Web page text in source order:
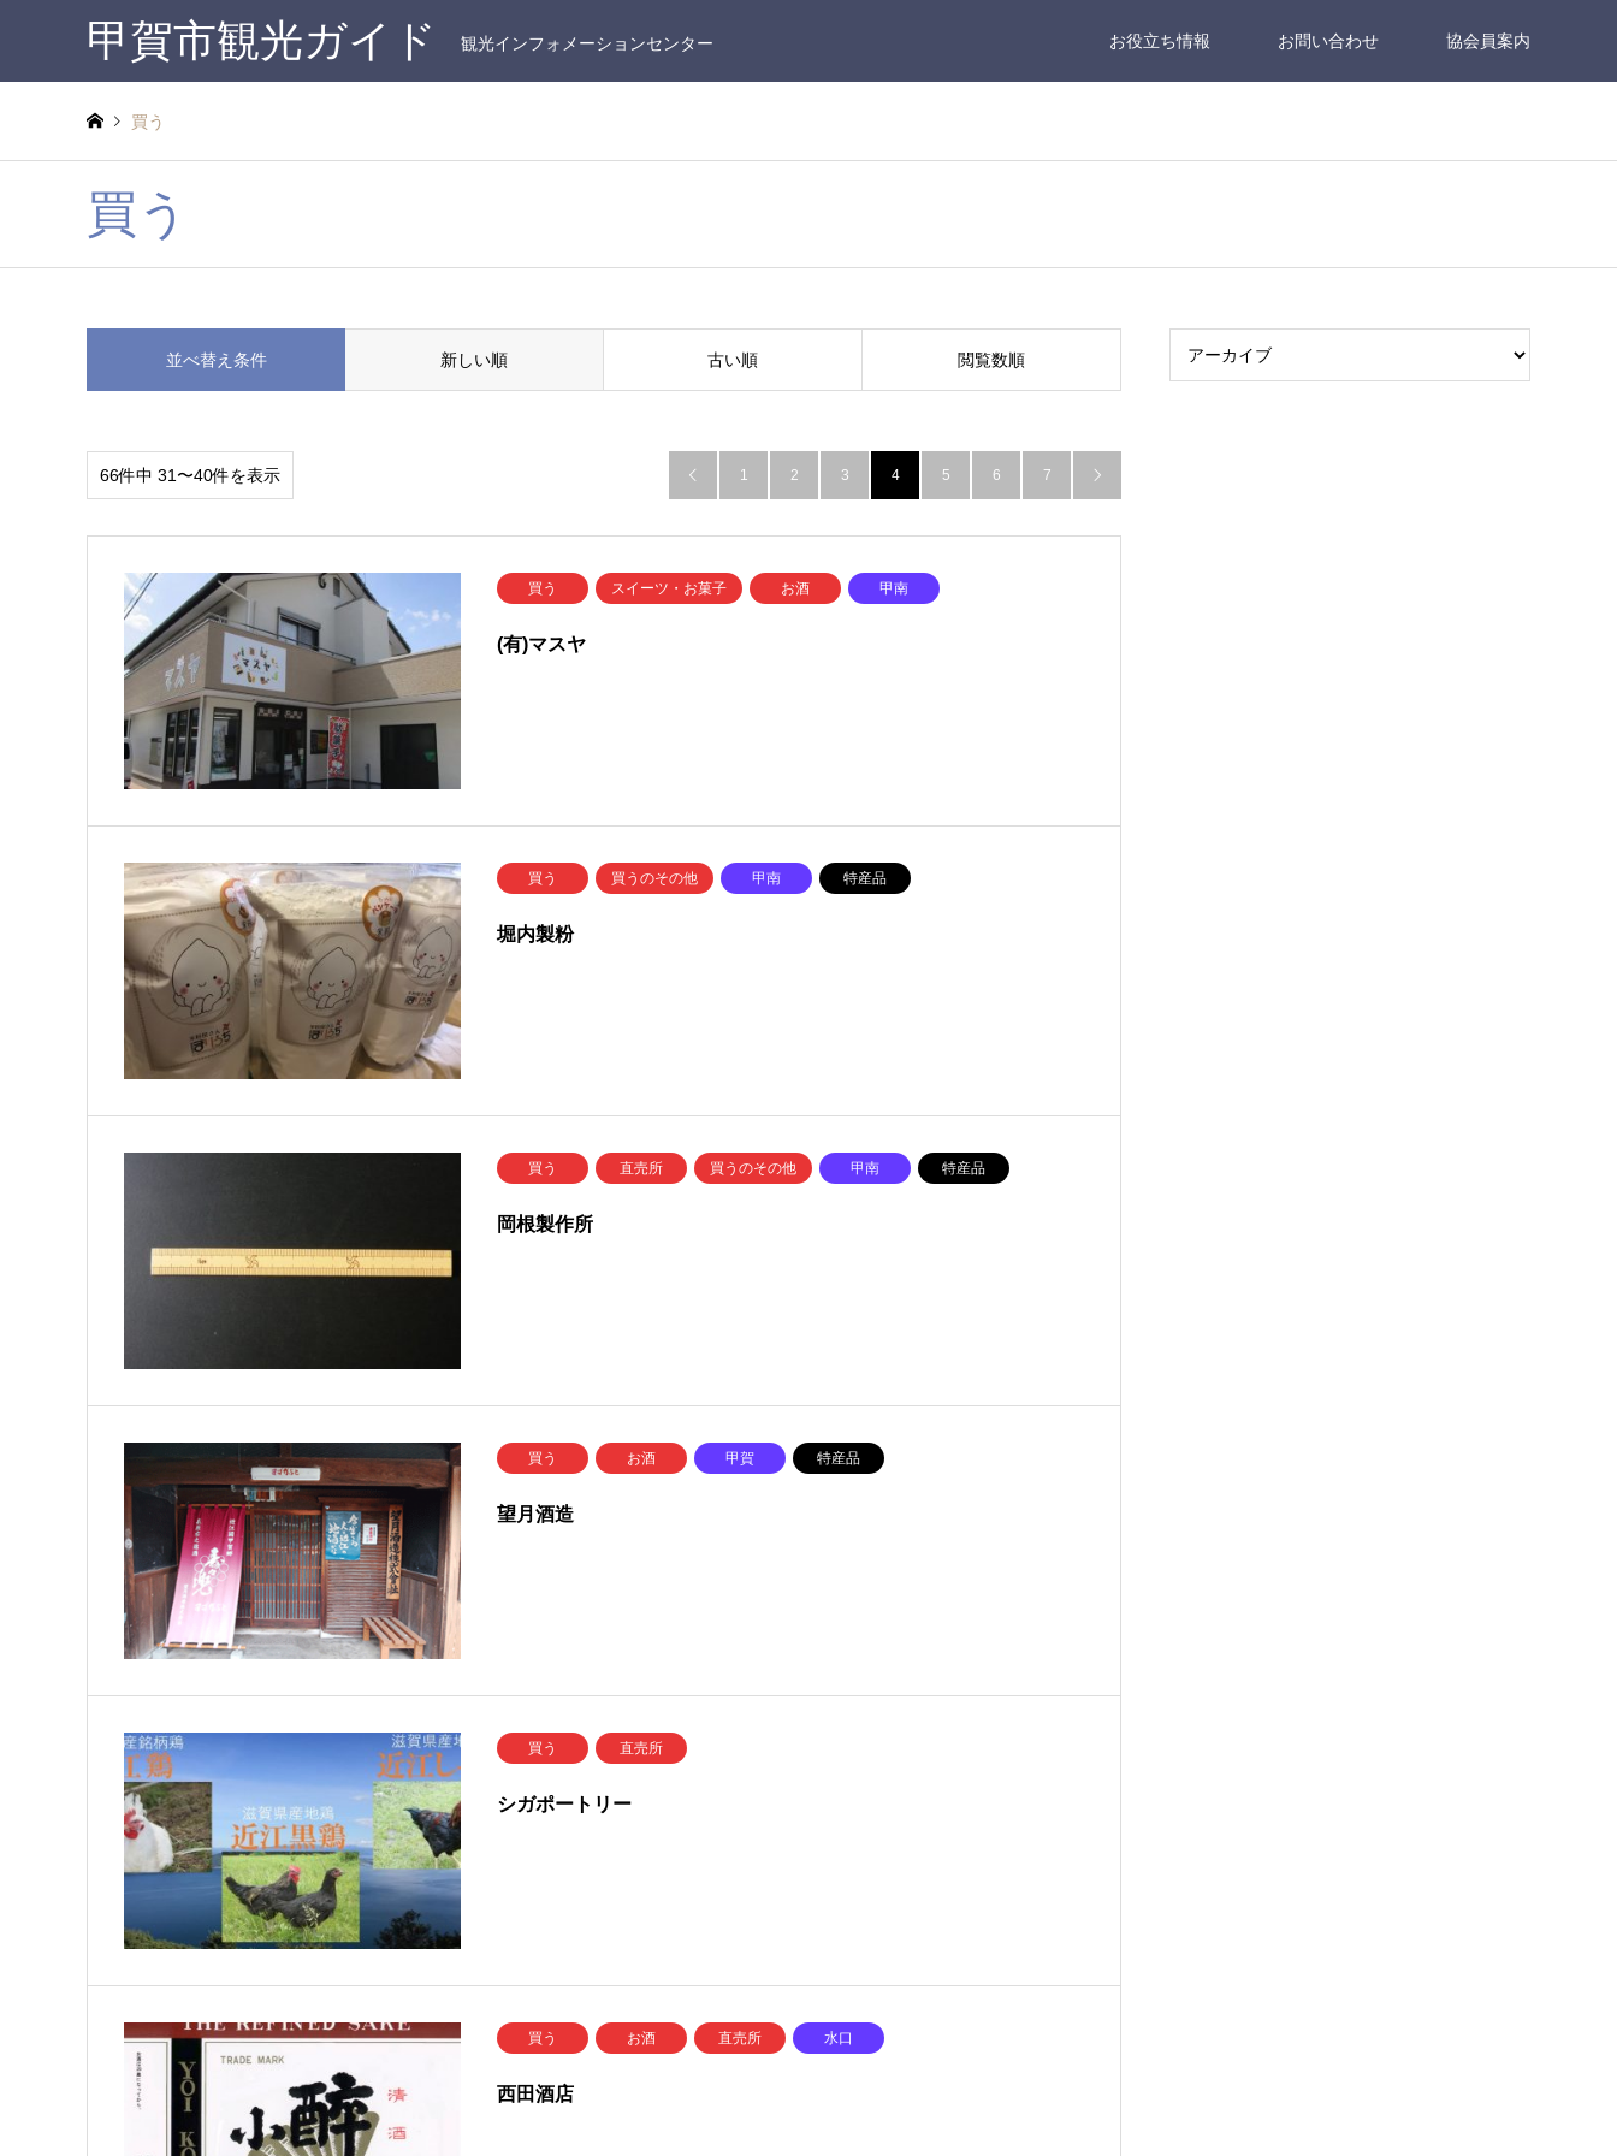
甲賀市観光ガイド 観光インフォメーションセンター お役立ち情報 お問い合わせ 協会員案内
買う
買う
並べ替え条件 新しい順 古い順 閲覧数順
66件中 31〜40件を表示  1 2 3 4 5 6 7 
買う スイーツ・お菓子 お酒 甲南
(有)マスヤ
買う 買うのその他 甲南 特産品
堀内製粉
買う 直売所 買うのその他 甲南 特産品
岡根製作所
買う お酒 甲賀 特産品
望月酒造
買う 直売所
シガポートリー
買う お酒 直売所 水口
西田酒店